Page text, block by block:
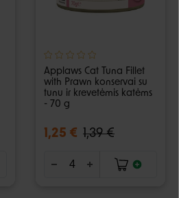
Applaws Cat Tuna Fillet
with Prawn konservai su
tunu ir krevetėmis katėms
- 70 g
1,25 € 1,39 €